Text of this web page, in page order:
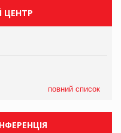
ЦЕНТР
повний список